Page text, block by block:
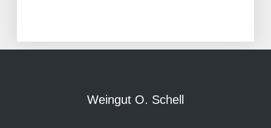
Weingut O. Schell